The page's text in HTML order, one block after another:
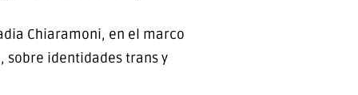
Chiaramoni, en el marco
sobre identidades trans y